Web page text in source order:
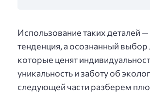
Использование таких деталей
тенденция, а осознанный
которые ценят
уникальность и заботу об
следующей части разберем